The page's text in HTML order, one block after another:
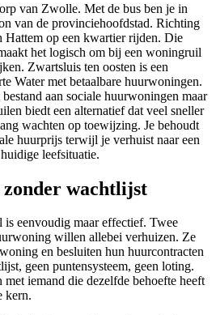
van Zwolle. Met de bus ben je in
van de provinciehoofdstad. Richting
Hattem op een kwartier rijden. Die
het logisch om bij een woningruil
Zwartsluis ten oosten is een
Water met betaalbare huurwoningen.
aan sociale huurwoningen maar
biedt een alternatief dat veel sneller
wachten op toewijzing. Je behoudt
huurprijs terwijl je verhuist naar een
leefsituatie.
wachtlijst
eenvoudig maar effectief. Twee
willen allebei verhuizen. Ze
en besluiten hun huurcontracten
geen puntensysteem, geen loting.
iemand die dezelfde behoefte heeft
kern.